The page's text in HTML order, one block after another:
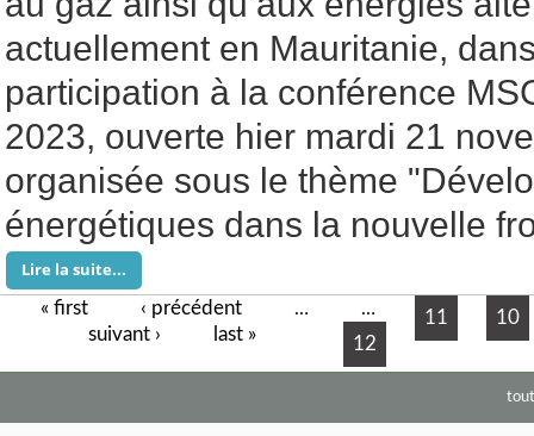
actuellement en Mauritanie,
participation à la conférence
2023, ouverte hier mardi 21
organisée sous le thème
énergétiques dans la nouvelle
Lire la suite...
Pages« first ‹ précédent … 10
11
12
…
suivant › last »